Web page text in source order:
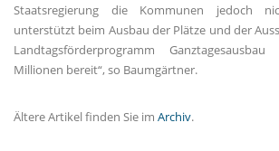
Staatsregierung die Kommunen jedoch
unterstützt beim Ausbau der Plätze und der
Landtagsförderprogramm
Millionen bereit“, so Baumgärtner.
Ältere Artikel finden Sie im Archiv.